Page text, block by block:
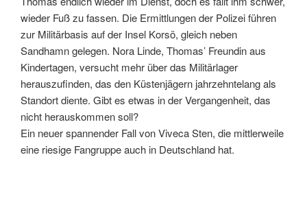
wieder Fuß zu fassen. Die Ermittlungen der Polizei führen
zur Militärbasis auf der Insel Korsö, gleich neben
Sandhamn gelegen. Nora Linde, Thomas’ Freundin aus
Kindertagen, versucht mehr über das Militärlager
herauszufinden, das den Küstenjägern jahrzehntelang als
Standort diente. Gibt es etwas in der Vergangenheit, das
nicht herauskommen soll?
Ein neuer spannender Fall von Viveca Sten, die mittlerweile
eine riesige Fangruppe auch in Deutschland hat.